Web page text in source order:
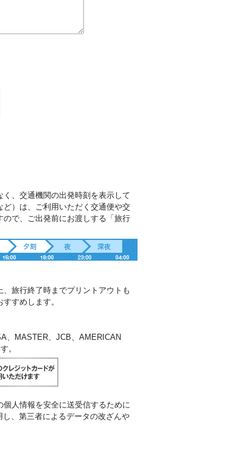
、交通機関の出発時刻を表示して
）は、ご利用いただく交通便や交
で、ご出発前にお渡しする「旅行
旅行終了時までプリントアウトも
すめします。
、MASTER、JCB、AMERICAN
。
個人情報を安全に送受信するために
、第三者によるデータの改ざんや